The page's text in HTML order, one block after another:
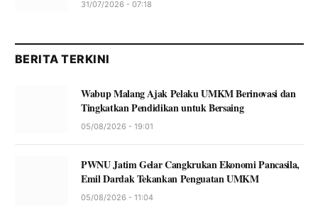
31/07/2026 - 07:18
BERITA TERKINI
Wabup Malang Ajak Pelaku UMKM Berinovasi dan
Tingkatkan Pendidikan untuk Bersaing
05/08/2026 - 19:01
PWNU Jatim Gelar Cangkrukan Ekonomi Pancasila,
Emil Dardak Tekankan Penguatan UMKM
05/08/2026 - 11:04